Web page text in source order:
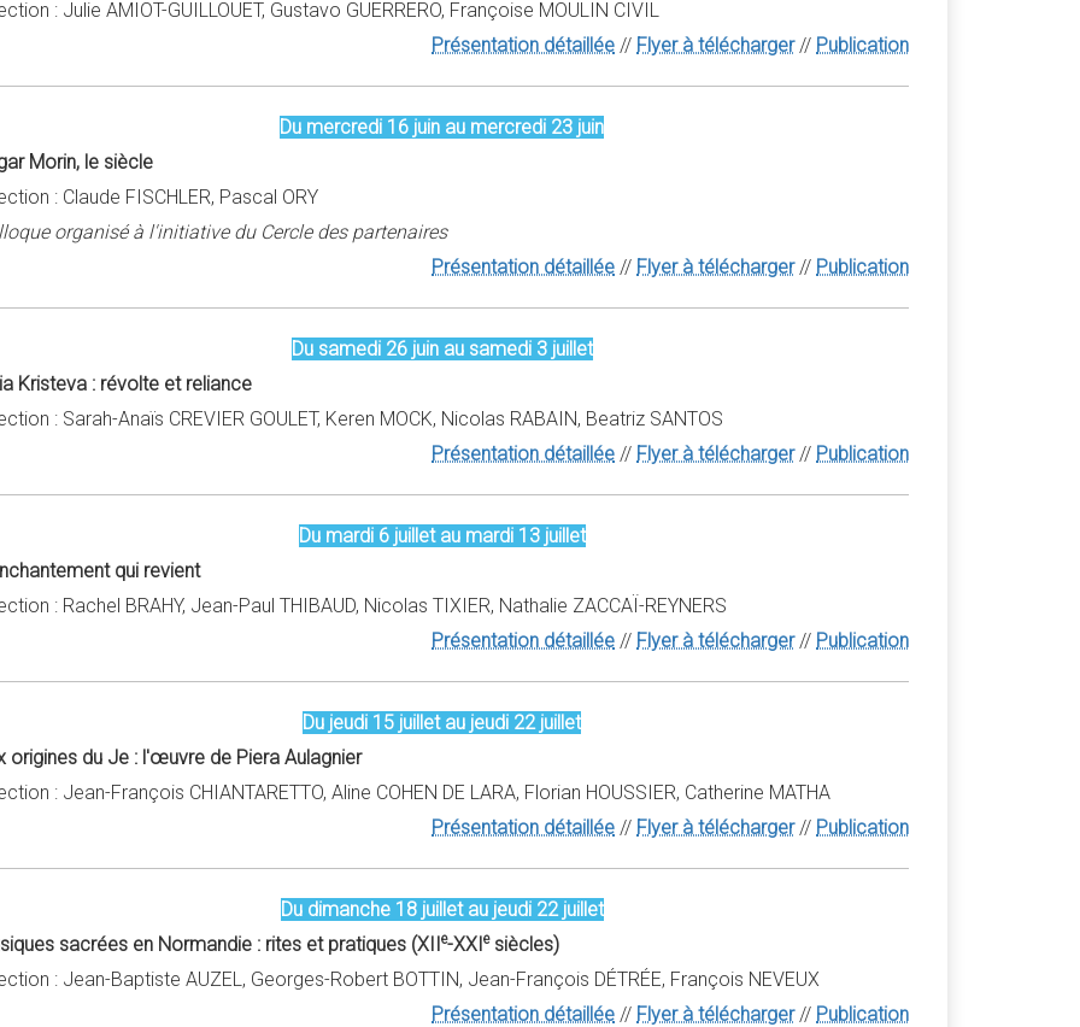
: Julie AMIOT-GUILLOUET, Gustavo GUERRERO, Françoise MOULIN CIVIL
Présentation détaillée // Flyer à télécharger// Publication
Du mercredi 16 juin au mercredi 23 juin
Morin, le siècle
: Claude FISCHLER, Pascal ORY
organisé à l'initiative du Cercle des partenaires
Présentation détaillée // Flyer à télécharger// Publication
Du samedi 26 juin au samedi 3 juillet
Kristeva : révolte et reliance
: Sarah-Anaïs CREVIER GOULET, Keren MOCK, Nicolas RABAIN, Beatriz SANTOS
Présentation détaillée // Flyer à télécharger// Publication
Du mardi 6 juillet au mardi 13 juillet
qui revient
: Rachel BRAHY, Jean-Paul THIBAUD, Nicolas TIXIER, Nathalie ZACCAÏ-REYNERS
Présentation détaillée // Flyer à télécharger// Publication
Du jeudi 15 juillet au jeudi 22 juillet
origines du Je : l'œuvre de Piera Aulagnier
: Jean-François CHIANTARETTO, Aline COHEN DE LARA, Florian HOUSSIER, Catherine MATHA
Présentation détaillée // Flyer à télécharger// Publication
Du dimanche 18 juillet au jeudi 22 juillet
sacrées en Normandie : rites et pratiques (XIIe-XXIesiècles)
: Jean-Baptiste AUZEL, Georges-Robert BOTTIN, Jean-François DÉTRÉE, François NEVEUX
Présentation détaillée // Flyer à télécharger// Publication